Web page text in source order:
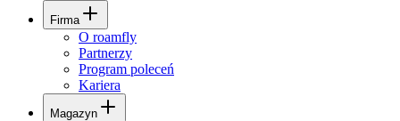
Firma
O roamfly
Partnerzy
Program poleceń
Kariera
Magazyn